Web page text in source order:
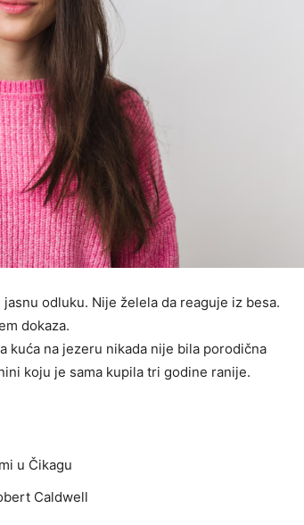
odluku. Nije želela da reaguje iz besa.
dokaza.
kuća na jezeru nikada nije bila porodična
koju je sama kupila tri godine ranije.
u Čikagu
Caldwell